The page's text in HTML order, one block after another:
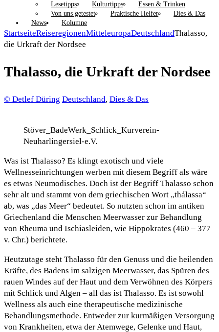
Lesetipps
Kulturtipps
Essen & Trinken
Von uns getestet
Praktische Helfer
Dies & Das
News
Kolumne
StartseiteReiseregionenMitteleuropaDeutschlandThalasso,
die Urkraft der Nordsee
Thalasso, die Urkraft der Nordsee
© Detlef Düring Deutschland, Dies & Das
Stöver_BadeWerk_Schlick_Kurverein-
Neuharlingersiel-e.V.
Was ist Thalasso? Es klingt exotisch und viele
Wellnesseinrichtungen werben mit diesem Begriff als wäre
es etwas Neumodisches. Doch ist der Begriff Thalasso schon
sehr alt und stammt von dem griechischen Wort „thálassa“
ab, was „das Meer“ bedeutet. So nutzten schon im antiken
Griechenland die Menschen Meerwasser zur Behandlung
von Rheuma und Ischiasleiden, wie Hippokrates (460 – 377
v. Chr.) berichtete.
Heutzutage steht Thalasso für den Genuss und die heilenden
Kräfte, des Badens im salzigen Meerwasser, das Spüren des
rauen Windes auf der Haut und dem Verwöhnen des Körpers
mit Schlick und Algen – all das ist Thalasso. Es ist sowohl
Wellness als auch eine therapeutische medizinische
Behandlungsmethode. Entweder zur kurmäßigen Versorgung
von Krankheiten, etwa der Atemwege, Gelenke und Haut,